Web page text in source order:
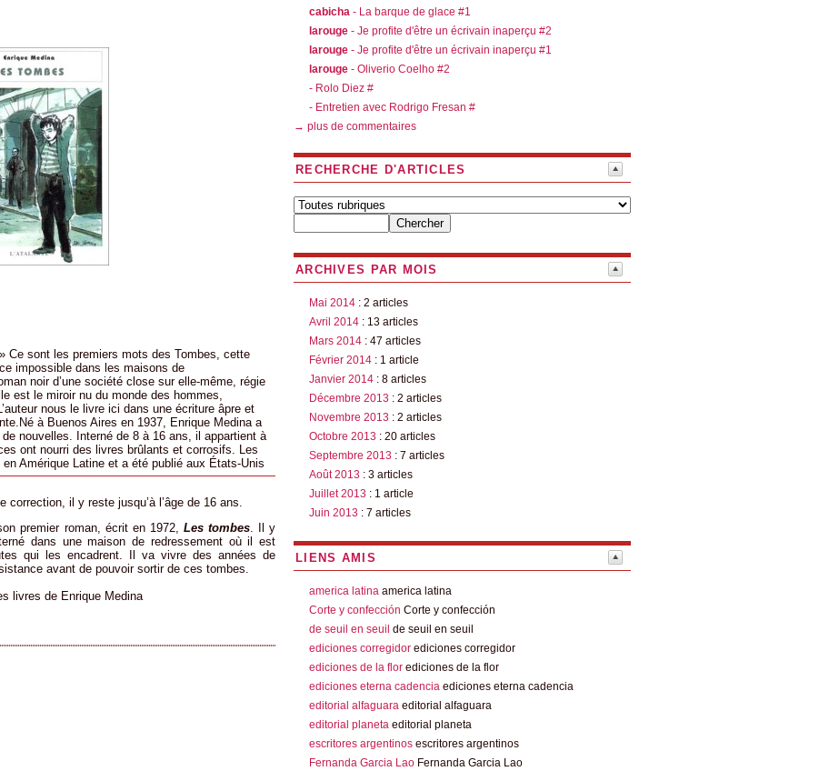
Ce sont les premiers mots des Tombes, cette
impossible dans les maisons de
noir d’une société close sur elle-même, régie
est le miroir nu du monde des hommes,
nous le livre ici dans une écriture âpre et
à Buenos Aires en 1937, Enrique Medina a
nouvelles. Interné de 8 à 16 ans, il appartient à
ont nourri des livres brûlants et corrosifs. Les
Amérique Latine et a été publié aux États-Unis
il y reste jusqu’à l’âge de 16 ans.
premier roman, écrit en 1972, Les tombes. Il y
dans une maison de redressement où il est
qui les encadrent. Il va vivre des années de
avant de pouvoir sortir de ces tombes.
livres de Enrique Medina
cabicha - La barque de glace #1
larouge - Je profite d'être un écrivain inaperçu #2
larouge - Je profite d'être un écrivain inaperçu #1
larouge - Oliverio Coelho #2
- Rolo Diez #
- Entretien avec Rodrigo Fresan #
→ plus de commentaires
RECHERCHE D'ARTICLES
ARCHIVES PAR MOIS
Mai 2014 : 2 articles
Avril 2014 : 13 articles
Mars 2014 : 47 articles
Février 2014 : 1 article
Janvier 2014 : 8 articles
Décembre 2013 : 2 articles
Novembre 2013 : 2 articles
Octobre 2013 : 20 articles
Septembre 2013 : 7 articles
Août 2013 : 3 articles
Juillet 2013 : 1 article
Juin 2013 : 7 articles
LIENS AMIS
america latina america latina
Corte y confección Corte y confección
de seuil en seuil de seuil en seuil
ediciones corregidor ediciones corregidor
ediciones de la flor ediciones de la flor
ediciones eterna cadencia ediciones eterna cadencia
editorial alfaguara editorial alfaguara
editorial planeta editorial planeta
escritores argentinos escritores argentinos
Fernanda Garcia Lao Fernanda Garcia Lao